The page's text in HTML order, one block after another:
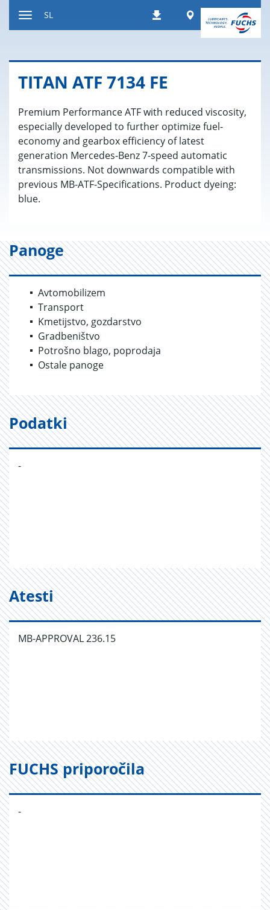
Prenosi Worldwide
SL
TITAN ATF 7134 FE
Premium Performance ATF with reduced viscosity,
especially developed to further optimize fuel-
economy and gearbox efficiency of latest
generation Mercedes-Benz 7-speed automatic
transmissions. Not downwards compatible with
previous MB-ATF-Specifications. Product dyeing:
blue.
Panoge
Avtomobilizem
Transport
Kmetijstvo, gozdarstvo
Gradbeništvo
Potrošno blago, poprodaja
Ostale panoge
Podatki
-
Atesti
MB-APPROVAL 236.15
FUCHS priporočila
-